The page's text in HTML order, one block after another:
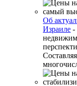
Об
Израиле -